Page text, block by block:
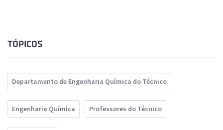
TÓPICOS
Departamento de Engenharia Química do Técnico
Engenharia Química Professores do Técnico